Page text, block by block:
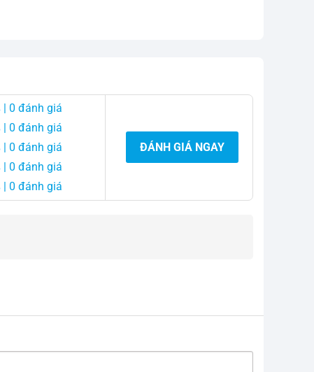
| 0 đánh giá
| 0 đánh giá
| 0 đánh giá
| 0 đánh giá
| 0 đánh giá
ĐÁNH GIÁ NGAY